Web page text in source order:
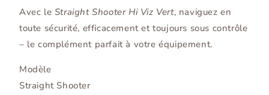
Avec le Straight Shooter Hi Viz Vert, naviguez en
toute sécurité, efficacement et toujours sous contrôle
– le complément parfait à votre équipement.
Modèle
Straight Shooter